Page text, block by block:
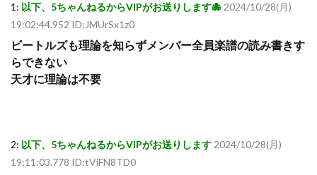
1: 以下、5ちゃんねるからVIPがお送りします🐙2024/10/28(月)
19:02:44.952 ID:JMUrSx1z0
ビートルズも理論を知らずメンバー全員楽譜の読み書きす
らできない
天才に理論は不要
2: 以下、5ちゃんねるからVIPがお送りします2024/10/28(月)
19:11:03.778 ID:tViFN8TD0